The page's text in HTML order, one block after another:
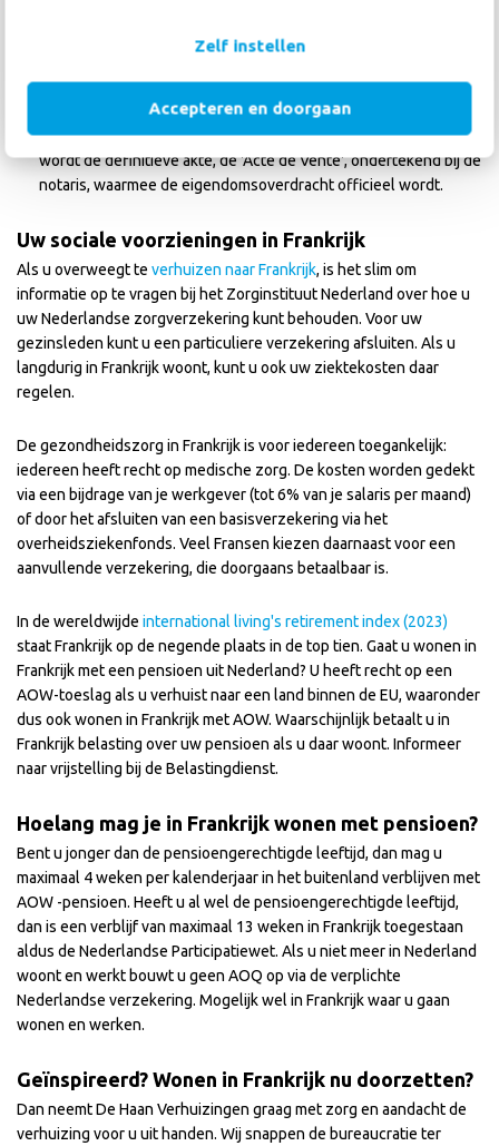
Zelf instellen
Accepteren en doorgaan
: Na ondertekening heeft u 10 dagen bedenktijd om
Financiering: Regel de financiering, bijvoorbeeld via een
Akte van Overdracht: Nadat alle voorwaarden zijn vervuld,
wordt de definitieve akte, de 'Acte de Vente', ondertekend bij de
notaris, waarmee de eigendomsoverdracht officieel wordt.
Uw sociale voorzieningen in Frankrijk
Als u overweegt te verhuizen naar Frankrijk, is het slim om
informatie op te vragen bij het Zorginstituut Nederland over hoe u
uw Nederlandse zorgverzekering kunt behouden. Voor uw
gezinsleden kunt u een particuliere verzekering afsluiten. Als u
langdurig in Frankrijk woont, kunt u ook uw ziektekosten daar
regelen.
De gezondheidszorg in Frankrijk is voor iedereen toegankelijk:
iedereen heeft recht op medische zorg. De kosten worden gedekt
via een bijdrage van je werkgever (tot 6% van je salaris per maand)
of door het afsluiten van een basisverzekering via het
overheidsziekenfonds. Veel Fransen kiezen daarnaast voor een
aanvullende verzekering, die doorgaans betaalbaar is.
In de wereldwijde international living's retirement index (2023)
staat Frankrijk op de negende plaats in de top tien. Gaat u wonen in
Frankrijk met een pensioen uit Nederland? U heeft recht op een
AOW-toeslag als u verhuist naar een land binnen de EU, waaronder
dus ook wonen in Frankrijk met AOW. Waarschijnlijk betaalt u in
Frankrijk belasting over uw pensioen als u daar woont. Informeer
naar vrijstelling bij de Belastingdienst.
Hoelang mag je in Frankrijk wonen met pensioen?
Bent u jonger dan de pensioengerechtigde leeftijd, dan mag u
maximaal 4 weken per kalenderjaar in het buitenland verblijven met
AOW -pensioen. Heeft u al wel de pensioengerechtigde leeftijd,
dan is een verblijf van maximaal 13 weken in Frankrijk toegestaan
aldus de Nederlandse Participatiewet. Als u niet meer in Nederland
woont en werkt bouwt u geen AOQ op via de verplichte
Nederlandse verzekering. Mogelijk wel in Frankrijk waar u gaan
wonen en werken.
Geïnspireerd? Wonen in Frankrijk nu doorzetten?
Dan neemt De Haan Verhuizingen graag met zorg en aandacht de
verhuizing voor u uit handen. Wij snappen de bureaucratie ter